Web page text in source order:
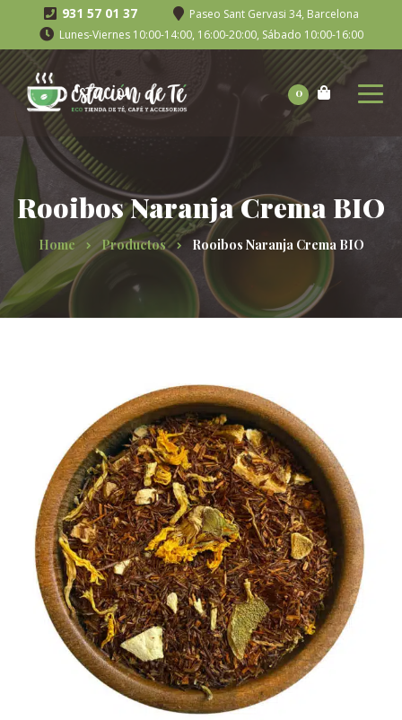
931 57 01 37
Paseo Sant Gervasi 34, Barcelona
Lunes-Viernes 10:00-14:00, 16:00-20:00, Sábado 10:00-16:00
0
Rooibos Naranja Crema BIO
Home Productos Rooibos Naranja Crema BIO